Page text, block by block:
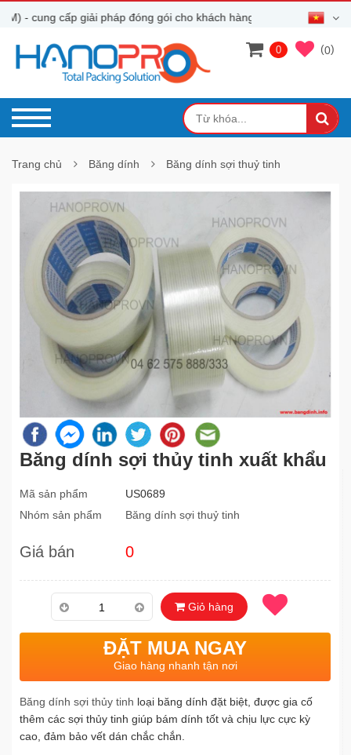
- cung cấp giải pháp đóng gói cho khách hàng
0 (0)
Trang chủ Băng dính Băng dính sợi thuỷ tinh
Băng dính sợi thủy tinh xuất khẩu
Mã sản phẩm
US0689
Nhóm sản phẩm
Băng dính sợi thuỷ tinh
Giá bán 0
Giỏ hàng
ĐẶT MUA NGAY
Giao hàng nhanh tận nơi
Băng dính sợi thủy tinh loại băng dính đặt biệt, được gia cố
thêm các sợi thủy tinh giúp bám dính tốt và chịu lực cực kỳ
cao, đảm bảo vết dán chắc chắn.